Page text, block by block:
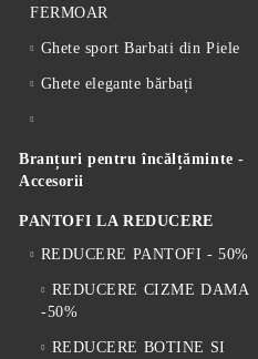
FERMOAR
Ghete sport Barbati din Piele
Ghete elegante bărbați
Branțuri pentru încălțăminte -
Accesorii
PANTOFI LA REDUCERE
REDUCERE PANTOFI - 50%
REDUCERE CIZME DAMA
-50%
REDUCERE BOTINE SI